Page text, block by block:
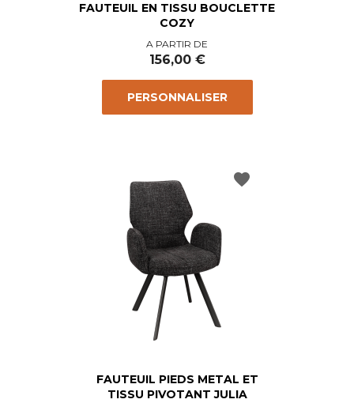
FAUTEUIL EN TISSU BOUCLETTE
COZY
Prix
A PARTIR DE
156,00 €
PERSONNALISER
FAUTEUIL PIEDS METAL ET
TISSU PIVOTANT JULIA
favorite